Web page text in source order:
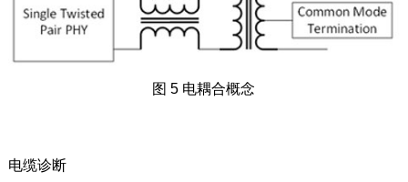
图 5 电耦合概念
电缆诊断